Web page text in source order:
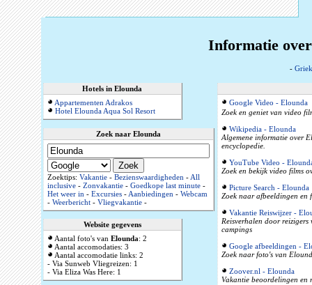
Informatie
-
Hotels in Elounda
Appartementen Adrakos
Hotel Elounda Aqua Sol Resort
Zoek naar Elounda
Zoektips: Vakantie- Bezienswaardigheden-All
inclusive- Zonvakantie- Goedkope last minute-
Het weer in- Excursies-Aanbiedingen- Webcam
- Weerbericht- Vliegvakantie-
Website gegevens
Aantal foto's van Elounda: 2
Aantal accomodaties: 3
Aantal accomodatie links: 2
- Via Sunweb Vliegreizen: 1
- Via Eliza Was Here: 1
Google Video - Elounda
Zoek en geniet van video
Wikipedia - Elounda
Algemene informatie over
encyclopedie.
YouTube Video -
Zoek en bekijk video films
Picture Search - Elounda
Zoek naar afbeeldingen en
Vakantie Reiswijzer -
Reisverhalen door reizigers
campings
Google afbeeldingen -
Zoek naar foto's van
Zoover.nl - Elounda
Vakantie beoordelingen en